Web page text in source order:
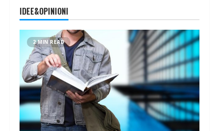
IDEE&OPINIONI
2 MIN READ